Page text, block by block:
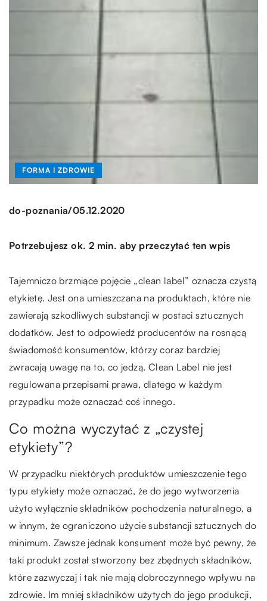
FORMA I ZDROWIE
do-poznania/05.12.2020
Potrzebujesz ok. 2 min. aby przeczytać ten wpis
Tajemniczo brzmiące pojęcie „clean label” oznacza czystą
etykietę. Jest ona umieszczana na produktach, które nie
zawierają szkodliwych substancji w postaci sztucznych
dodatków. Jest to odpowiedź producentów na rosnącą
świadomość konsumentów, którzy coraz bardziej
zwracają uwagę na to, co jedzą. Clean Label nie jest
regulowana przepisami prawa, dlatego w każdym
przypadku może oznaczać coś innego.
Co można wyczytać z „czystej
etykiety”?
W przypadku niektórych produktów umieszczenie tego
typu etykiety może oznaczać, że do jego wytworzenia
użyto wyłącznie składników pochodzenia naturalnego, a
w innym, że ograniczono użycie substancji sztucznych do
minimum. Zawsze jednak konsument może być pewny, że
taki produkt został stworzony bez zbędnych składników,
które zazwyczaj i tak nie mają dobroczynnego wpływu na
zdrowie. Im mniej składników użytych do jego produkcji,